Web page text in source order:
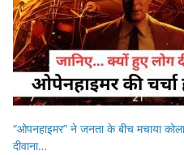
“ओपनहाइमर” ने जनता के बीच मचाया
दीवाना…